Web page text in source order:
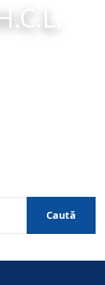
Caută